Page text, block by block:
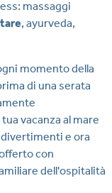
massaggi
, ayurveda,
momento della
di una serata
vacanza al mare
e ora
con
dell'ospitalità